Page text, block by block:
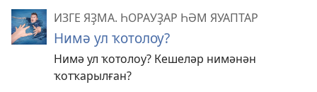
ИЗГЕ ЯҘМА. ҺОРАУҘАР ҺӘМ ЯУАПТАР
Нимә ул ҡотолоу?
Нимә ул ҡотолоу? Кешеләр нимәнән
ҡотҡарылған?